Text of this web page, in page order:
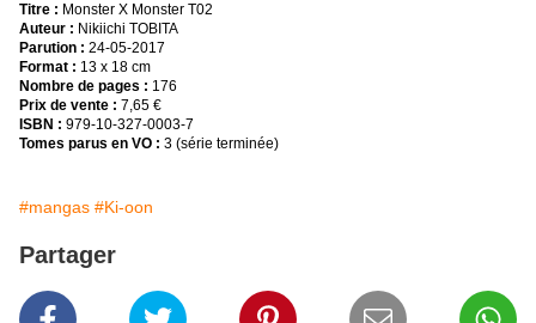
Titre : Monster X Monster T02
Auteur : Nikiichi TOBITA
Parution : 24-05-2017
Format : 13 x 18 cm
Nombre de pages : 176
Prix de vente : 7,65 €
ISBN : 979-10-327-0003-7
Tomes parus en VO : 3 (série terminée)
#mangas #Ki-oon
Partager